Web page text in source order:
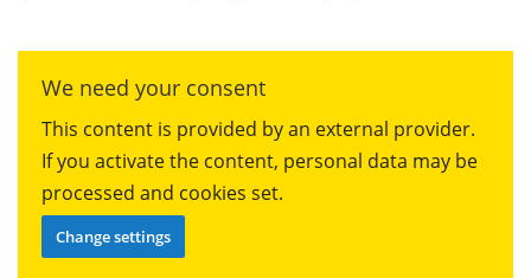
We need your consent
This content is provided by an external provider.
If you activate the content, personal data may be
processed and cookies set.
Change settings